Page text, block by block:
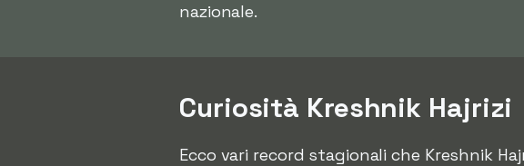
nazionale.
Curiosità Kreshnik Hajrizi
Ecco vari record stagionali che Kreshnik